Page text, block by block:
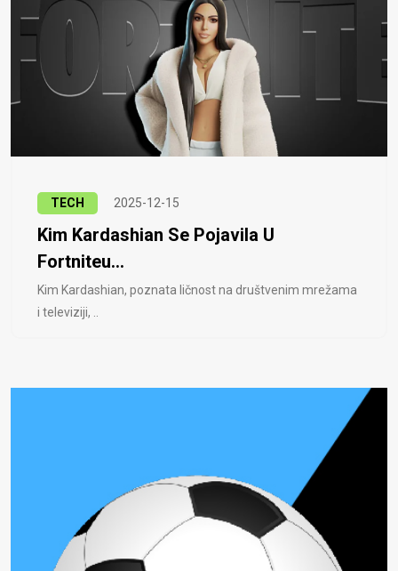
TECH 2025-12-15
Kim Kardashian Se Pojavila U
Fortniteu...
Kim Kardashian, poznata ličnost na društvenim mrežama
i televiziji, ..